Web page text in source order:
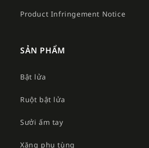
Product Infringement Notice
SẢN PHẨM
Bật lửa
Ruột bật lửa
Sưởi ấm tay
Xăng phụ tùng